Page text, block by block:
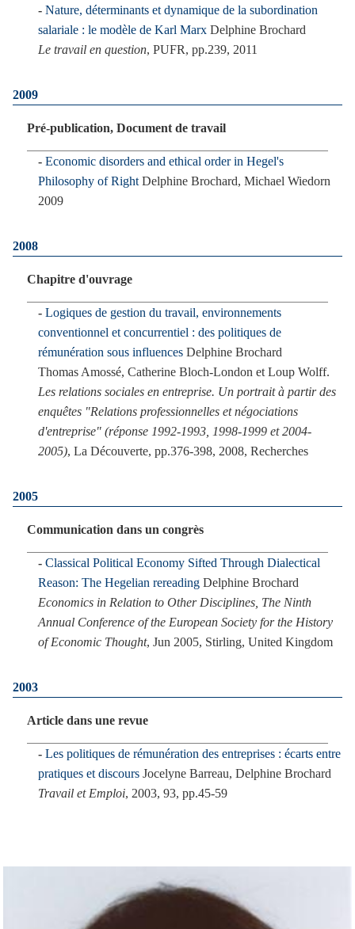
Nature, déterminants et dynamique de la subordination
salariale : le modèle de Karl Marx Delphine Brochard
Le travail en question, PUFR, pp.239, 2011
2009
Pré-publication, Document de travail
Economic disorders and ethical order in Hegel's
Philosophy of Right Delphine Brochard, Michael Wiedorn
2009
2008
Chapitre d'ouvrage
Logiques de gestion du travail, environnements
conventionnel et concurrentiel : des politiques de
rémunération sous influences Delphine Brochard
Thomas Amossé, Catherine Bloch-London et Loup Wolff.
Les relations sociales en entreprise. Un portrait à partir des
enquêtes "Relations professionnelles et négociations
d'entreprise" (réponse 1992-1993, 1998-1999 et 2004-
2005), La Découverte, pp.376-398, 2008, Recherches
2005
Communication dans un congrès
Classical Political Economy Sifted Through Dialectical
Reason: The Hegelian rereading Delphine Brochard
Economics in Relation to Other Disciplines, The Ninth
Annual Conference of the European Society for the History
of Economic Thought, Jun 2005, Stirling, United Kingdom
2003
Article dans une revue
Les politiques de rémunération des entreprises : écarts entre
pratiques et discours Jocelyne Barreau, Delphine Brochard
Travail et Emploi, 2003, 93, pp.45-59